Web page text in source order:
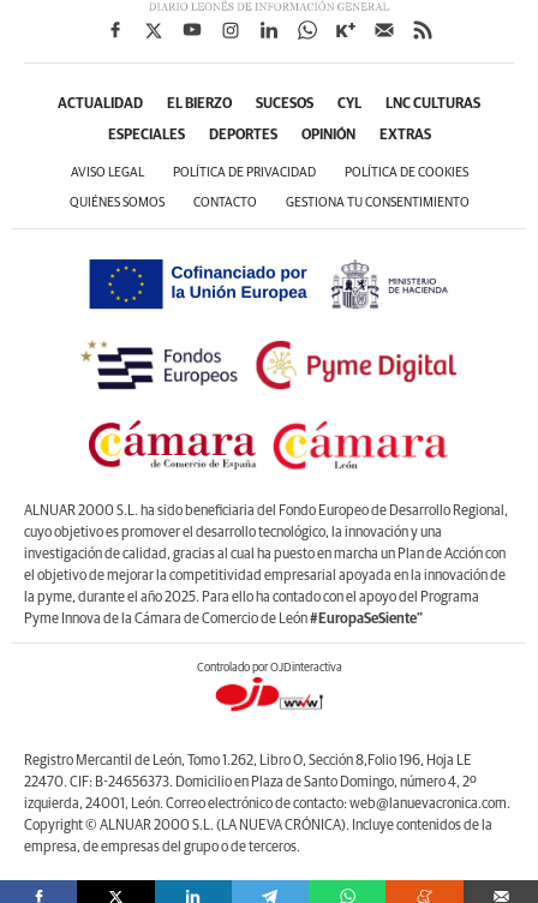
ACTUALIDAD EL BIERZO SUCESOS CYL LNC CULTURAS
ESPECIALES DEPORTES OPINIÓN EXTRAS
AVISO LEGAL POLÍTICA DE PRIVACIDAD POLÍTICA DE COOKIES
QUIÉNES SOMOS CONTACTO GESTIONA TU CONSENTIMIENTO
ALNUAR 2000 S.L. ha sido beneficiaria del Fondo Europeo de Desarrollo Regional,
cuyo objetivo es promover el desarrollo tecnológico, la innovación y una
investigación de calidad, gracias al cual ha puesto en marcha un Plan de Acción con
el objetivo de mejorar la competitividad empresarial apoyada en la innovación de
la pyme, durante el año 2025. Para ello ha contado con el apoyo del Programa
Pyme Innova de la Cámara de Comercio de León#EuropaSeSiente”
Controlado por OJDinteractiva
Registro Mercantil de León, Tomo 1.262, Libro O, Sección 8,Folio 196, Hoja LE
22470. CIF: B-24656373. Domicilio en Plaza de Santo Domingo, número 4, 2º
izquierda, 24001, León. Correo electrónico de contacto: web@lanuevacronica.com.
Copyright © ALNUAR 2000 S.L. (LA NUEVA CRÓNICA). Incluye contenidos de la
empresa, de empresas del grupo o de terceros.